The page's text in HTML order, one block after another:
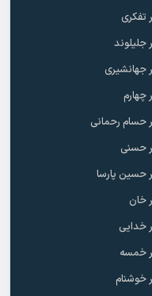
تفکری
جلیلوند
جهانشیری
چهارم
حسام رحمانی
حسنی
حسین پارسا
خان
خدایی
خمسه
خوشنام